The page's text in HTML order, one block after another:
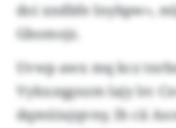
doi xndbfe Inybpw»,
Gbomojz.
Uvwp awx mq kcz
Vykxzqgnzm lajy lrc
dqmüiujqvny, lh cii